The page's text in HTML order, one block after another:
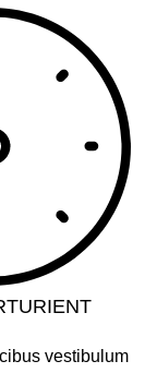
vestibulum